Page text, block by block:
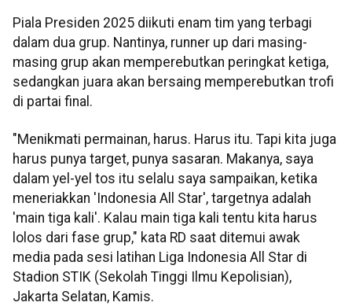
Piala Presiden 2025 diikuti enam tim yang terbagi
dalam dua grup. Nantinya, runner up dari masing-
masing grup akan memperebutkan peringkat ketiga,
sedangkan juara akan bersaing memperebutkan trofi
di partai final.
"Menikmati permainan, harus. Harus itu. Tapi kita juga
harus punya target, punya sasaran. Makanya, saya
dalam yel-yel tos itu selalu saya sampaikan, ketika
meneriakkan 'Indonesia All Star', targetnya adalah
'main tiga kali'. Kalau main tiga kali tentu kita harus
lolos dari fase grup," kata RD saat ditemui awak
media pada sesi latihan Liga Indonesia All Star di
Stadion STIK (Sekolah Tinggi Ilmu Kepolisian),
Jakarta Selatan, Kamis.